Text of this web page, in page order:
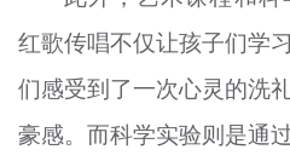
红歌传唱不仅让孩子们学
们感受到了一次心灵的洗
豪感。而科学实验则是通